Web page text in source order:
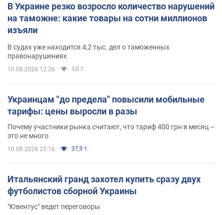
В Украине резко возросло количество нарушений
на таможне: какие товары на сотни миллионов
изъяли
В судах уже находится 4,2 тыс. дел о таможенных
правонарушениях
10.08.2026 12:26 3,0 т.
Украинцам "до предела" повысили мобильные
тарифы: цены выросли в разы
Почему участники рынка считают, что тариф 400 грн в месяц –
это не много
10.08.2026 23:16 37,9 т.
Итальянский гранд захотел купить сразу двух
футболистов сборной Украины
"Ювентус" ведет переговоры